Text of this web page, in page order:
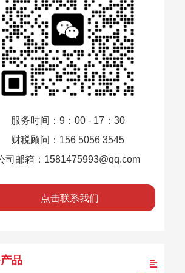
服务时间：9：00 - 17：30
财税顾问：156 5056 3545
司邮箱：1581475993@qq.com
点击联系我们
品